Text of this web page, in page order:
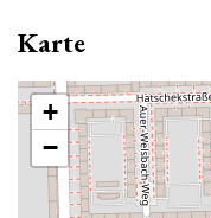
Karte
+
−